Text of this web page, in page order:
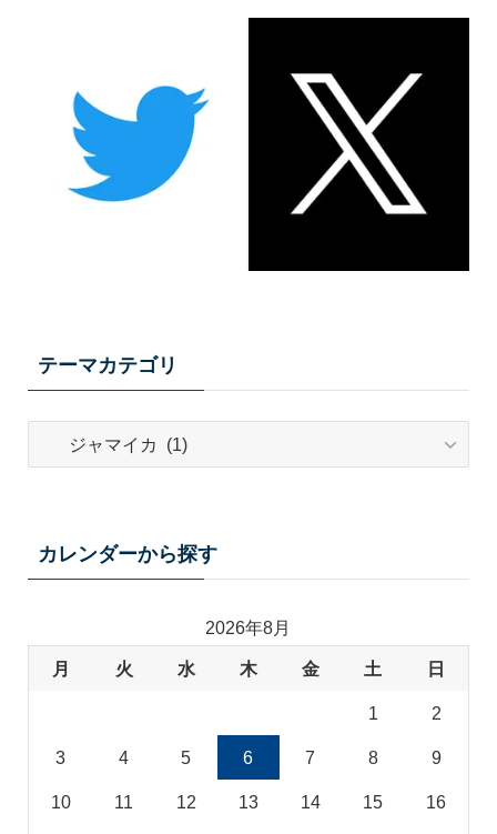
テーマカテゴリ
カレンダーから探す
2026年8月
月 火 水 木 金 土 日
1 2
3 4 5 6 7 8 9
10 11 12 13 14 15 16